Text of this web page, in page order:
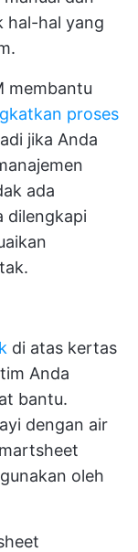
hal-hal yang
membantu
proses
jika Anda
ada
dilengkapi
di atas kertas
Anda
bantu.
dengan air
oleh